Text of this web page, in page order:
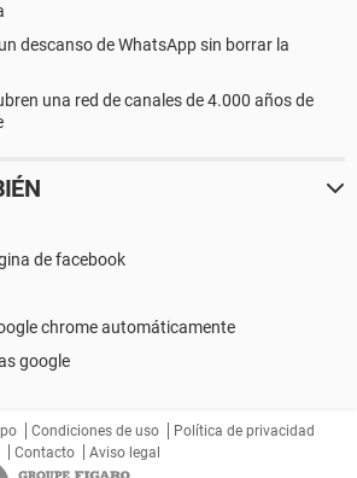
descanso de WhatsApp sin borrar la
una red de canales de 4.000 años de
de facebook
chrome automáticamente
google
Condiciones de uso
Política de privacidad
Contacto
Aviso legal